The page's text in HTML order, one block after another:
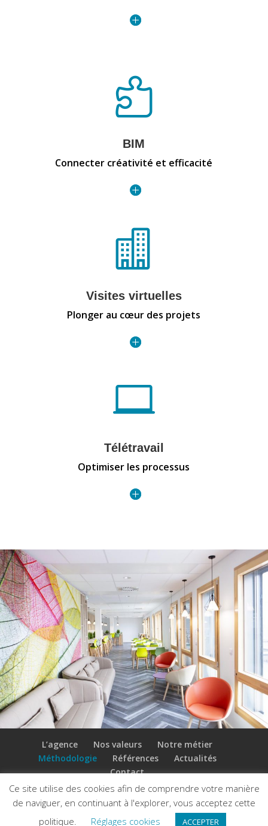

BIM
Connecter créativité et efficacité

Visites virtuelles
Plonger au cœur des projets

Télétravail
Optimiser les processus
L’agence Nos valeurs
Notre métier
Méthodologie
Références
Actualités
Contact
©TERTIAM-
ARCHITECTURE 2025 -
Mentions
légales
Ce site utilise des cookies afin de comprendre votre manière
de naviguer, en continuant à l'explorer, vous acceptez cette
politique.
Réglages cookies ACCEPTER